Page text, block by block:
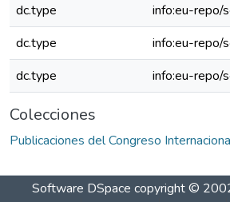
dc.type
info:eu-repo/
dc.type
info:eu-repo/
dc.type
info:eu-repo/
Colecciones
Publicaciones del Congreso
Software DSpace copyright ©